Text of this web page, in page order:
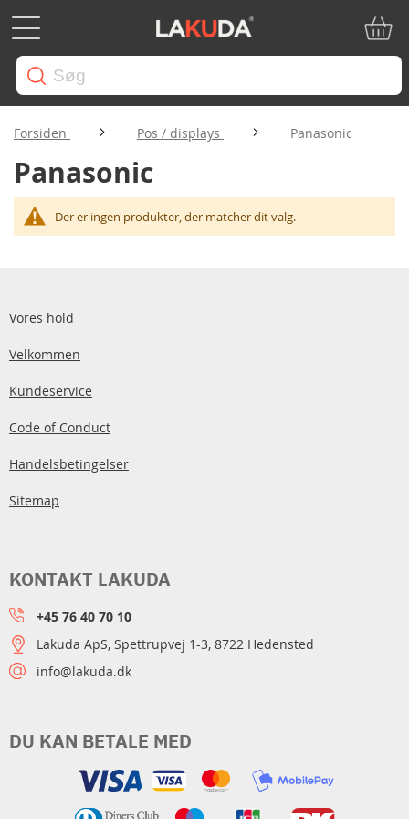
Forsiden Pos / displays Panasonic
Panasonic
Der er ingen produkter, der matcher dit valg.
Vores hold
Velkommen
Kundeservice
Code of Conduct
Handelsbetingelser
Sitemap
DU KAN BETALE MED
KONTAKT LAKUDA
+45 76 40 70 10
Lakuda ApS, Spettrupvej 1-3, 8722 Hedensted
info@lakuda.dk